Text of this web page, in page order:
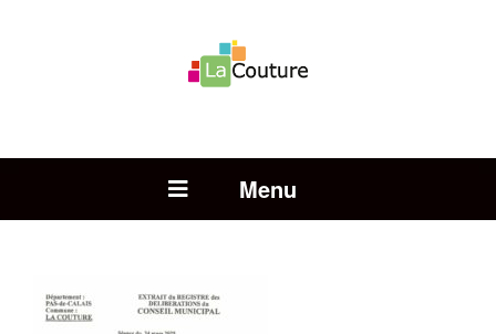
Open Menu